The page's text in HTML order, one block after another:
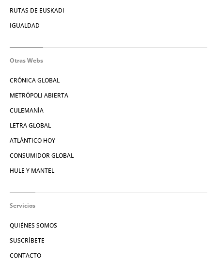
RUTAS DE EUSKADI
IGUALDAD
Otras Webs
CRÓNICA GLOBAL
METRÓPOLI ABIERTA
CULEMANÍA
LETRA GLOBAL
ATLÁNTICO HOY
CONSUMIDOR GLOBAL
HULE Y MANTEL
Servicios
QUIÉNES SOMOS
SUSCRÍBETE
CONTACTO